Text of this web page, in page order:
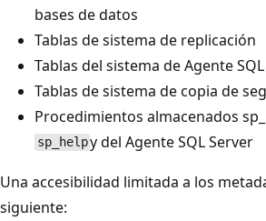
bases de datos
Tablas de sistema de replicación
Tablas del sistema de Agente
Tablas de sistema de copia de
Procedimientos almacenados
sp_helpy del Agente SQL Server
Una accesibilidad limitada a los
siguiente: